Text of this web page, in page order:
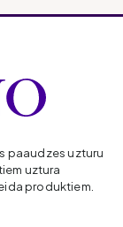
paaudzes uzturu
uztura
produktiem.